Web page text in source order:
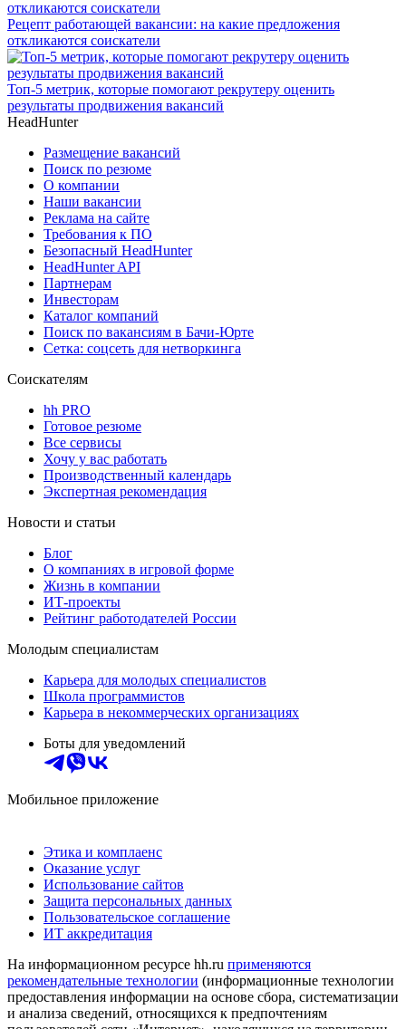
Рецепт работающей вакансии: на какие предложения
откликаются соискатели
Топ-5 метрик, которые помогают рекрутеру оценить
результаты продвижения вакансий
HeadHunter
Размещение вакансий
Поиск по резюме
О компании
Наши вакансии
Реклама на сайте
Требования к ПО
Безопасный HeadHunter
HeadHunter API
Партнерам
Инвесторам
Каталог компаний
Поиск по вакансиям в Бачи-Юрте
Сетка: соцсеть для нетворкинга
Соискателям
hh PRO
Готовое резюме
Все сервисы
Хочу у вас работать
Производственный календарь
Экспертная рекомендация
Новости и статьи
Блог
О компаниях в игровой форме
Жизнь в компании
ИТ-проекты
Рейтинг работодателей России
Молодым специалистам
Карьера для молодых специалистов
Школа программистов
Карьера в некоммерческих организациях
Боты для уведомлений
Мобильное приложение
Этика и комплаенс
Оказание услуг
Использование сайтов
Защита персональных данных
Пользовательское соглашение
ИТ аккредитация
На информационном ресурсе hh.ru применяются
рекомендательные технологии (информационные технологии
предоставления информации на основе сбора, систематизации
и анализа сведений, относящихся к предпочтениям